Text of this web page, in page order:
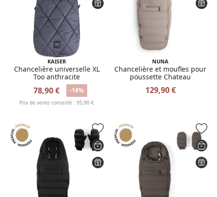
KAISER
Chancelière universelle XL
Too anthracite
78,90 € -18%
Prix de vente conseillé : 95,90 €
NUNA
Chancelière et moufles pour
poussette Chateau
129,90 €